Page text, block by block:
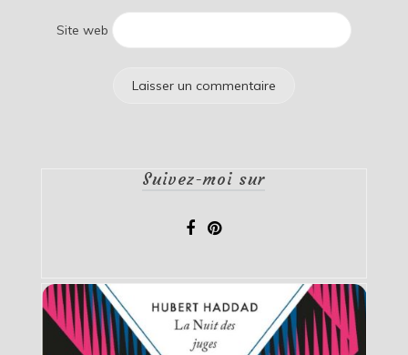
Site web
Suivez-moi sur